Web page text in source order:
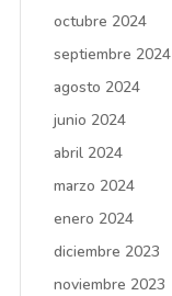
octubre 2024
septiembre 2024
agosto 2024
junio 2024
abril 2024
marzo 2024
enero 2024
diciembre 2023
noviembre 2023